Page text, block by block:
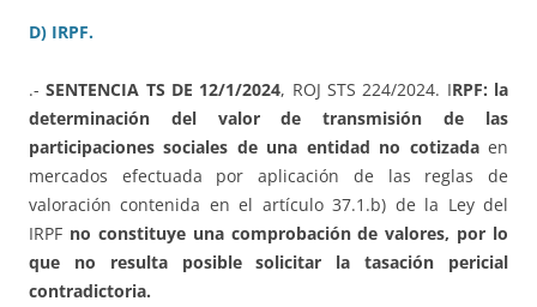
D) IRPF.
.-SENTENCIA TS DE 12/1/2024, ROJ STS 224/2024. IRPF: la
determinación del valor de transmisión de las
participaciones sociales de una entidad no cotizadaen
mercados efectuada por aplicación de las reglas de
valoración contenida en el artículo 37.1.b) de la Ley del
IRPF no constituye una comprobación de valores, por lo
que no resulta posible solicitar la tasación pericial
contradictoria.